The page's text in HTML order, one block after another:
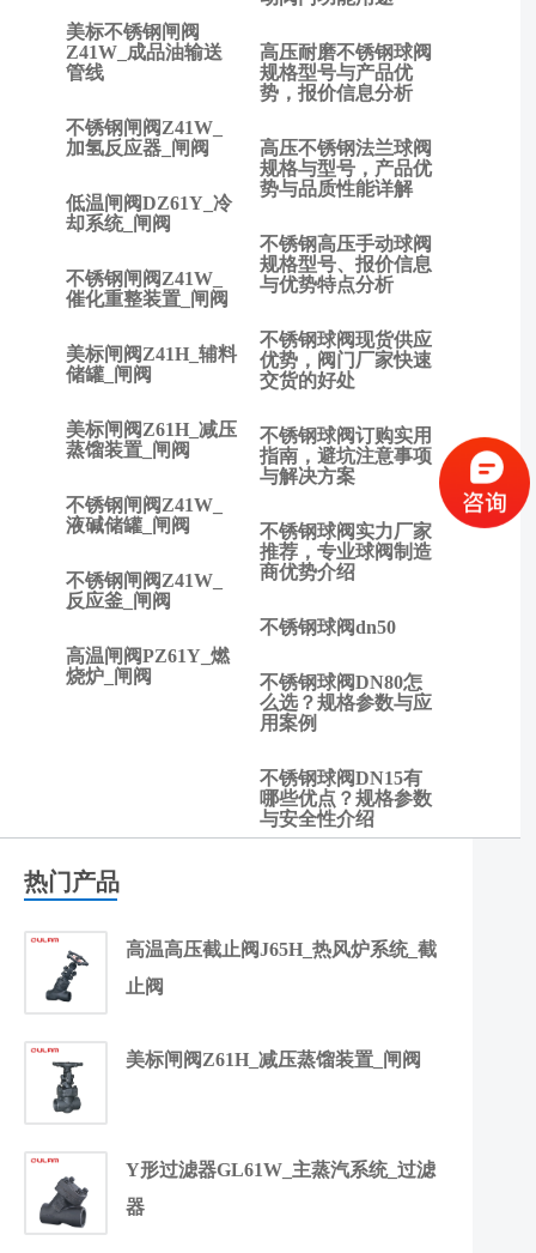
美标不锈钢闸阀
Z41W_成品油输送
管线
不锈钢闸阀Z41W_
加氢反应器_闸阀
低温闸阀DZ61Y_冷
却系统_闸阀
不锈钢闸阀Z41W_
催化重整装置_闸阀
美标闸阀Z41H_辅料
储罐_闸阀
美标闸阀Z61H_减压
蒸馏装置_闸阀
不锈钢闸阀Z41W_
液碱储罐_闸阀
不锈钢闸阀Z41W_
反应釜_闸阀
高温闸阀PZ61Y_燃
烧炉_闸阀
高压耐磨不锈钢球阀
规格型号与产品优
势，报价信息分析
高压不锈钢法兰球阀
规格与型号，产品优
势与品质性能详解
不锈钢高压手动球阀
规格型号、报价信息
与优势特点分析
不锈钢球阀现货供应
优势，阀门厂家快速
交货的好处
不锈钢球阀订购实用
指南，避坑注意事项
与解决方案
不锈钢球阀实力厂家
推荐，专业球阀制造
商优势介绍
不锈钢球阀dn50
不锈钢球阀DN80怎
么选？规格参数与应
用案例
不锈钢球阀DN15有
哪些优点？规格参数
与安全性介绍
钢球
阀和
安全
什么
区
下一
不锈
钢安
全阀
有哪
些安
装要
求？
热门产品
高温高压截止阀J65H_热风炉系统_截
止阀
美标闸阀Z61H_减压蒸馏装置_闸阀
Y形过滤器GL61W_主蒸汽系统_过滤
器